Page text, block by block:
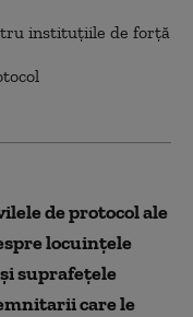
instituțiile de forță
de protocol ale
locuințele
suprafețele
care le